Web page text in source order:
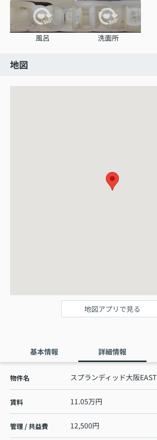
風呂 洗面所
地図
地図アプリで見る
基本情報 詳細情報
物件名 スプランディッド大阪EAST
賃料 11.05万円
管理 / 共益費 12,500円